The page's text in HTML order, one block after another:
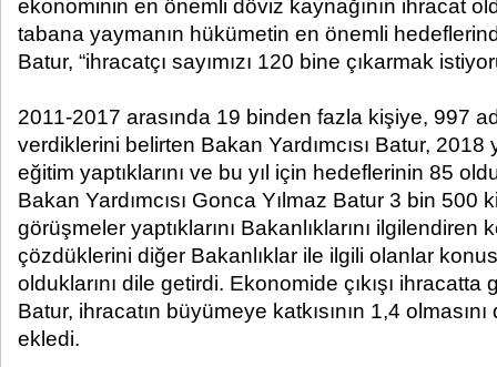
ekonominin en önemli döviz kaynağının ihracat
tabana yaymanın hükümetin en önemli
Batur, “ihracatçı sayımızı 120 bine çıkarmak
2011-2017 arasında 19 binden fazla kişiye, 997
verdiklerini belirten Bakan Yardımcısı Batur, 2018
eğitim yaptıklarını ve bu yıl için hedeflerinin 85
Bakan Yardımcısı Gonca Yılmaz Batur 3 bin 500
görüşmeler yaptıklarını Bakanlıklarını ilgilendiren
çözdüklerini diğer Bakanlıklar ile ilgili olanlar
olduklarını dile getirdi. Ekonomide çıkışı
Batur, ihracatın büyümeye katkısının 1,4
ekledi.